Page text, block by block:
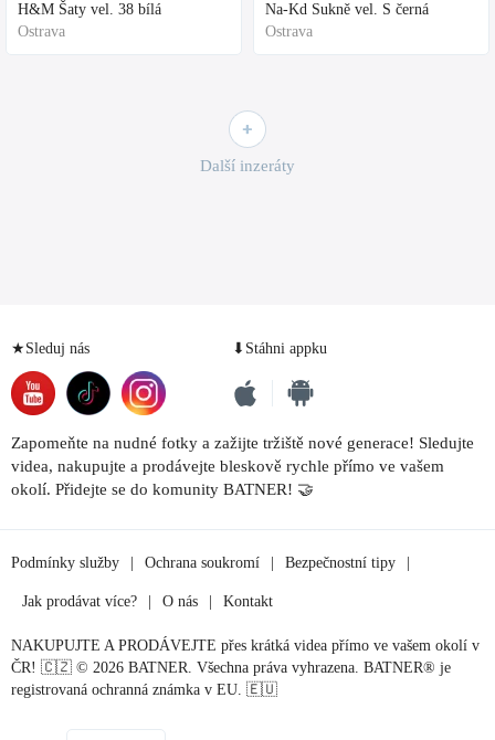
H&M Šaty vel. 38 bílá
Ostrava
Na-Kd Sukně vel. S černá
Ostrava
Další inzeráty
★Sleduj nás ⬇Stáhni appku
Zapomeňte na nudné fotky a zažijte tržiště nové generace! Sledujte
videa, nakupujte a prodávejte bleskově rychle přímo ve vašem
okolí. Přidejte se do komunity BATNER! 🤝
Podmínky služby Ochrana soukromí Bezpečnostní tipy
Jak prodávat více? O nás Kontakt
NAKUPUJTE A PRODÁVEJTE přes krátká videa přímo ve vašem okolí v
ČR! 🇨🇿 © 2026 BATNER. Všechna práva vyhrazena. BATNER® je
registrovaná ochranná známka v EU. 🇪🇺